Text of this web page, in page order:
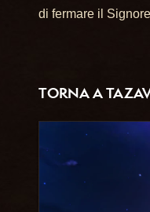
di fermare il
TORNA A